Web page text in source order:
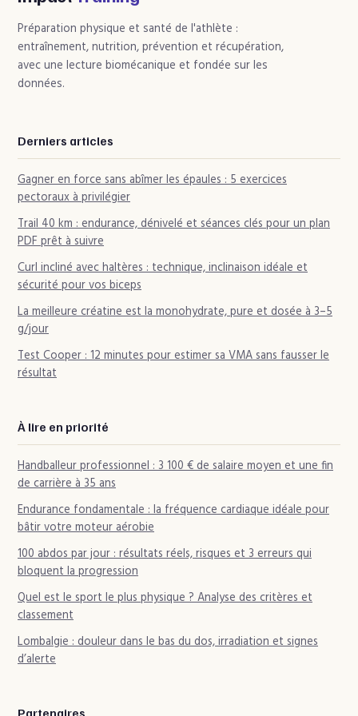
des signaux
d’alerte
Préparation physique et santé de l'athlète :
entraînement, nutrition, prévention et récupération,
avec une lecture biomécanique et fondée sur les
données.
Derniers articles
Gagner en force sans abîmer les épaules : 5 exercices
pectoraux à privilégier
Trail 40 km : endurance, dénivelé et séances clés pour un plan
PDF prêt à suivre
Curl incliné avec haltères : technique, inclinaison idéale et
sécurité pour vos biceps
La meilleure créatine est la monohydrate, pure et dosée à 3–5
g/jour
Test Cooper : 12 minutes pour estimer sa VMA sans fausser le
résultat
À lire en priorité
Handballeur professionnel : 3 100 € de salaire moyen et une fin
de carrière à 35 ans
Endurance fondamentale : la fréquence cardiaque idéale pour
bâtir votre moteur aérobie
100 abdos par jour : résultats réels, risques et 3 erreurs qui
bloquent la progression
Quel est le sport le plus physique ? Analyse des critères et
classement
Lombalgie : douleur dans le bas du dos, irradiation et signes
d’alerte
Partenaires